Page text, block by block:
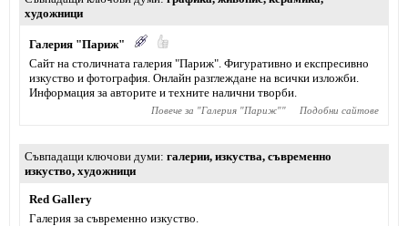
художници
Галерия "Париж"
Сайт на столичната галерия "Париж". Фигуративно и експресивно
изкуство и фотография. Онлайн разглеждане на всички изложби.
Информация за авторите и техните налични творби.
Повече за "Галерия "Париж"" Подобни сайтове
Съвпадащи ключови думи галерии, изкуства, съвременно
изкуство, художници
Red Gallery
Галерия за съвременно изкуство.